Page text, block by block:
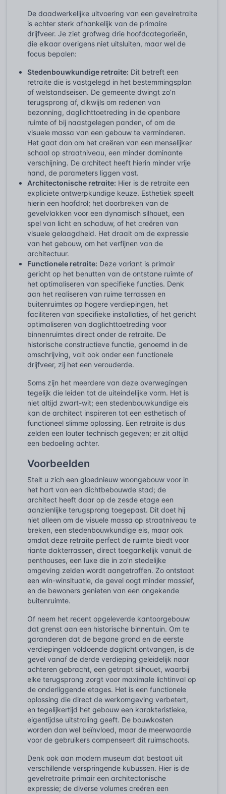
De daadwerkelijke uitvoering van een gevelretraite
is echter sterk afhankelijk van de primaire
drijfveer. Je ziet grofweg drie hoofdcategorieën,
die elkaar overigens niet uitsluiten, maar wel de
focus bepalen:
Stedenbouwkundige retraite: Dit betreft een
retraite die is vastgelegd in het bestemmingsplan
of welstandseisen. De gemeente dwingt zo’n
terugsprong af, dikwijls om redenen van
bezonning, daglichttoetreding in de openbare
ruimte of bij naastgelegen panden, of om de
visuele massa van een gebouw te verminderen.
Het gaat dan om het creëren van een menselijker
schaal op straatniveau, een minder dominante
verschijning. De architect heeft hierin minder vrije
hand, de parameters liggen vast.
Architectonische retraite: Hier is de retraite een
expliciete ontwerpkundige keuze. Esthetiek speelt
hierin een hoofdrol; het doorbreken van de
gevelvlakken voor een dynamisch silhouet, een
spel van licht en schaduw, of het creëren van
visuele gelaagdheid. Het draait om de expressie
van het gebouw, om het verfijnen van de
architectuur.
Functionele retraite: Deze variant is primair
gericht op het benutten van de ontstane ruimte of
het optimaliseren van specifieke functies. Denk
aan het realiseren van ruime terrassen en
buitenruimtes op hogere verdiepingen, het
faciliteren van specifieke installaties, of het gericht
optimaliseren van daglichttoetreding voor
binnenruimtes direct onder de retraite. De
historische constructieve functie, genoemd in de
omschrijving, valt ook onder een functionele
drijfveer, zij het een verouderde.
Soms zijn het meerdere van deze overwegingen
tegelijk die leiden tot de uiteindelijke vorm. Het is
niet altijd zwart-wit; een stedenbouwkundige eis
kan de architect inspireren tot een esthetisch of
functioneel slimme oplossing. Een retraite is dus
zelden een louter technisch gegeven; er zit altijd
een bedoeling achter.
Voorbeelden
Stelt u zich een gloednieuw woongebouw voor in
het hart van een dichtbebouwde stad; de
architect heeft daar op de zesde etage een
aanzienlijke terugsprong toegepast. Dit doet hij
niet alleen om de visuele massa op straatniveau te
breken, een stedenbouwkundige eis, maar ook
omdat deze retraite perfect de ruimte biedt voor
riante dakterrassen, direct toegankelijk vanuit de
penthouses, een luxe die in zo'n stedelijke
omgeving zelden wordt aangetroffen. Zo ontstaat
een win-winsituatie, de gevel oogt minder massief,
en de bewoners genieten van een ongekende
buitenruimte.
Of neem het recent opgeleverde kantoorgebouw
dat grenst aan een historische binnentuin. Om te
garanderen dat de begane grond en de eerste
verdiepingen voldoende daglicht ontvangen, is de
gevel vanaf de derde verdieping geleidelijk naar
achteren gebracht, een getrapt silhouet, waarbij
elke terugsprong zorgt voor maximale lichtinval op
de onderliggende etages. Het is een functionele
oplossing die direct de werkomgeving verbetert,
en tegelijkertijd het gebouw een karakteristieke,
eigentijdse uitstraling geeft. De bouwkosten
worden dan wel beïnvloed, maar de meerwaarde
voor de gebruikers compenseert dit ruimschoots.
Denk ook aan modern museum dat bestaat uit
verschillende verspringende kubussen. Hier is de
gevelretraite primair een architectonische
expressie; de diverse volumes creëren een